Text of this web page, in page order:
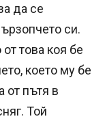
да се
си.
това коя бе
което му бе
от пътя в
Той